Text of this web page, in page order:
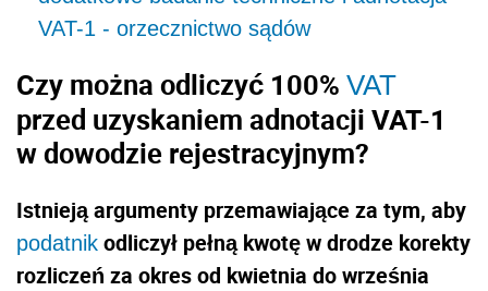
VAT-1 - orzecznictwo sądów
Czy można odliczyć 100% VAT
przed uzyskaniem adnotacji VAT-1
w dowodzie rejestracyjnym?
Istnieją argumenty przemawiające za tym, aby
podatnik odliczył pełną kwotę w drodze korekty
rozliczeń za okres od kwietnia do września